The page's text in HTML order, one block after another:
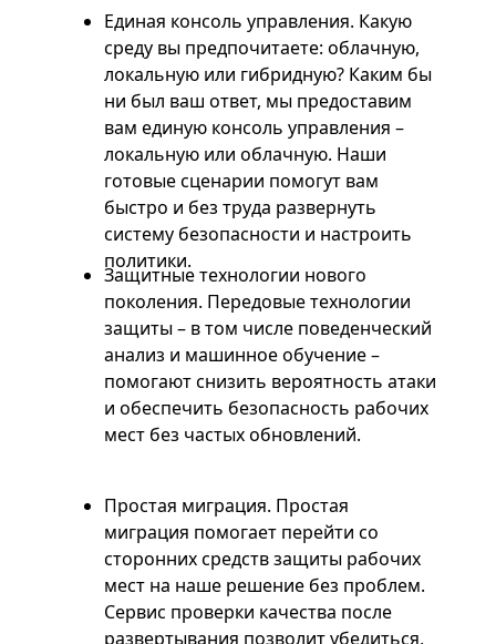
Единая консоль управления. Какую
среду вы предпочитаете: облачную,
локальную или гибридную? Каким бы
ни был ваш ответ, мы предоставим
вам единую консоль управления –
локальную или облачную. Наши
готовые сценарии помогут вам
быстро и без труда развернуть
систему безопасности и настроить
политики.
Защитные технологии нового
поколения. Передовые технологии
защиты – в том числе поведенческий
анализ и машинное обучение –
помогают снизить вероятность атаки
и обеспечить безопасность рабочих
мест без частых обновлений.
Простая миграция. Простая
миграция помогает перейти со
сторонних средств защиты рабочих
мест на наше решение без проблем.
Сервис проверки качества после
развертывания позволит убедиться,